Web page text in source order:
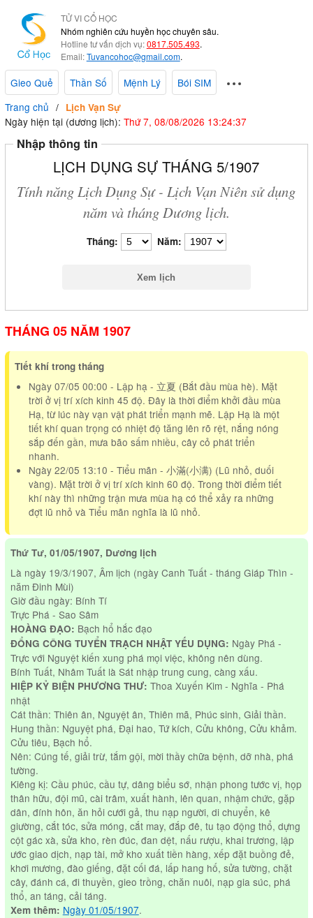
TỬ VI CỔ HỌC
Nhóm nghiên cứu huyền học chuyên sâu.
Hotline tư vấn dịch vụ:0817.505.493.
Email:Tuvancohoc@gmail.com.
Gieo Quẻ Thần Số Mệnh Lý
Bói SIM
Trang chủ
Lịch Vạn Sự
Ngày hiện tại (dương lịch): Thứ 7, 08/08/2026 13:24:38
Nhập thông tin
LỊCH DỤNG SỰ THÁNG 5/1907
Tính năng Lịch Dụng Sự - Lịch Vạn Niên sử dụng
năm và tháng Dương lịch.
Tháng: Năm:
THÁNG 05 NĂM 1907
Tiết khí trong tháng
Ngày 07/05 00:00 - Lập hạ - 立夏 (Bắt đầu mùa hè). Mặt
trời ở vị trí xích kinh 45 độ. Đây là thời điểm khởi đầu mùa
Hạ, từ lúc này vạn vật phát triển mạnh mẽ. Lập Hạ là một
tiết khí quan trọng có nhiệt độ tăng lên rõ rệt, nắng nóng
sắp đến gần, mưa bão sấm nhiều, cây cỏ phát triển
nhanh.
Ngày 22/05 13:10 - Tiểu mãn - 小滿(小满) (Lũ nhỏ, duối
vàng). Mặt trời ở vị trí xích kinh 60 độ. Trong thời điểm tiết
khí này thì những trận mưa mùa hạ có thể xảy ra những
đợt lũ nhỏ và Tiểu mãn nghĩa là lũ nhỏ.
Thứ Tư, 01/05/1907, Dương lịch
Là ngày 19/3/1907, Âm lịch (ngày Canh Tuất - tháng Giáp Thìn -
năm Đinh Mùi)
Giờ đầu ngày: Bính Tí
Trực Phá - Sao Sâm
HOÀNG ĐẠO: Bạch hổ hắc đạo
ĐỔNG CÔNG TUYỂN TRẠCH NHẬT YẾU DỤNG: Ngày Phá -
Trực với Nguyệt kiến xung phá mọi việc, không nên dùng.
Bính Tuất, Nhâm Tuất là Sát nhập trung cung, càng xấu.
HIỆP KỶ BIỆN PHƯƠNG THƯ: Thoa Xuyến Kim - Nghĩa - Phá
nhật
Cát thần: Thiên ân, Nguyệt ân, Thiên mã, Phúc sinh, Giải thần.
Hung thần: Nguyệt phá, Đại hao, Tứ kích, Cửu không, Cửu khảm.
Cửu tiêu, Bạch hổ.
Nên: Cúng tế, giải trừ, tắm gội, mời thầy chữa bệnh, dỡ nhà, phá
tường.
Kiêng kị: Cầu phúc, cầu tự, dâng biểu sớ, nhận phong tước vị, họp
thân hữu, đội mũ, cài trâm, xuất hành, lên quan, nhậm chức, gặp
dân, đính hôn, ăn hỏi cưới gả, thu nạp người, di chuyển, kê
giường, cắt tóc, sửa móng, cắt may, đắp đê, tu tạo động thổ, dựng
cột gác xà, sửa kho, rèn đúc, đan dệt, nấu rượu, khai trương, lập
ước giao dịch, nạp tài, mở kho xuất tiền hàng, xếp đặt buồng đẻ,
khơi mương, đào giếng, đặt cối đá, lấp hang hố, sửa tường, chặt
cây, đánh cá, đi thuyền, gieo trồng, chăn nuôi, nạp gia súc, phá
thổ, an táng, cải táng.
Xem thêm: Ngày 01/05/1907.